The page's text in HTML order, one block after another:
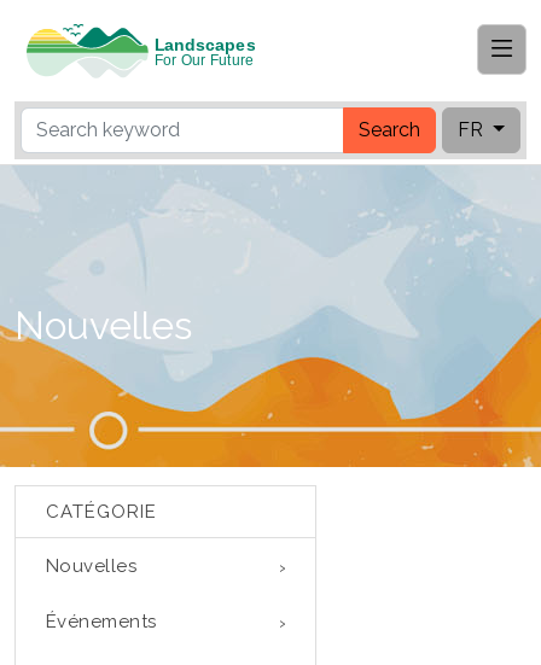
Search FR
Nouvelles
CATÉGORIE
Nouvelles
Événements